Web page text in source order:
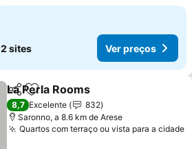
2 sites Ver preços
PartilharAdicionar aos favoritos
La Perla Rooms
8,7 Excelente
832
Saronno, a 8.6 km de Arese
Quartos com terraço ou vista para a cidade